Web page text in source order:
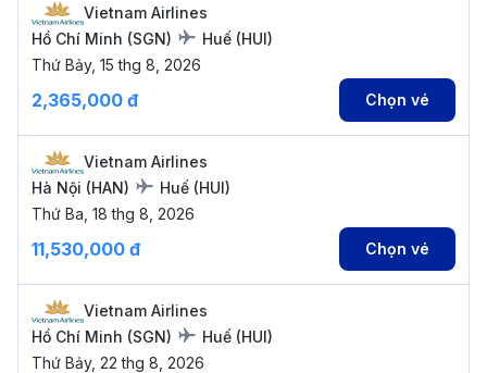
Vietnam Airlines
Hồ Chí Minh (SGN) Huế (HUI)
Thứ Bảy, 15 thg 8, 2026
2,365,000 đ Chọn vé
Vietnam Airlines
Hà Nội (HAN) Huế (HUI)
Thứ Ba, 18 thg 8, 2026
11,530,000 đ Chọn vé
Vietnam Airlines
Hồ Chí Minh (SGN) Huế (HUI)
Thứ Bảy, 22 thg 8, 2026